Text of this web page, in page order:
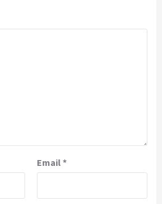
Email*